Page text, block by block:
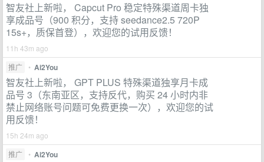
智友社上新啦， Capcut Pro 稳定特殊渠道周卡独
享成品号（900 积分，支持 seedance2.5 720P
15s+，质保首登），欢迎您的试用反馈！
11h 43m ago
推广
• Ai2You
智友社上新啦， GPT PLUS 特殊渠道独享月卡成
品号 3（东南亚区，支持反代，购买 24 小时内非
禁止网络账号问题可免费更换一次），欢迎您的试
用反馈！
15h 24m ago
推广
• Ai2You